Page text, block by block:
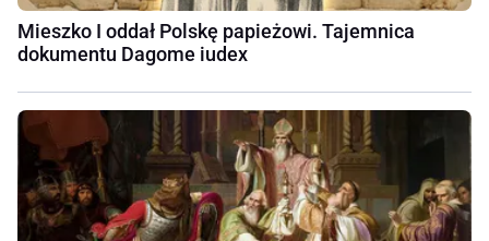
Mieszko I oddał Polskę papieżowi. Tajemnica
dokumentu Dagome iudex